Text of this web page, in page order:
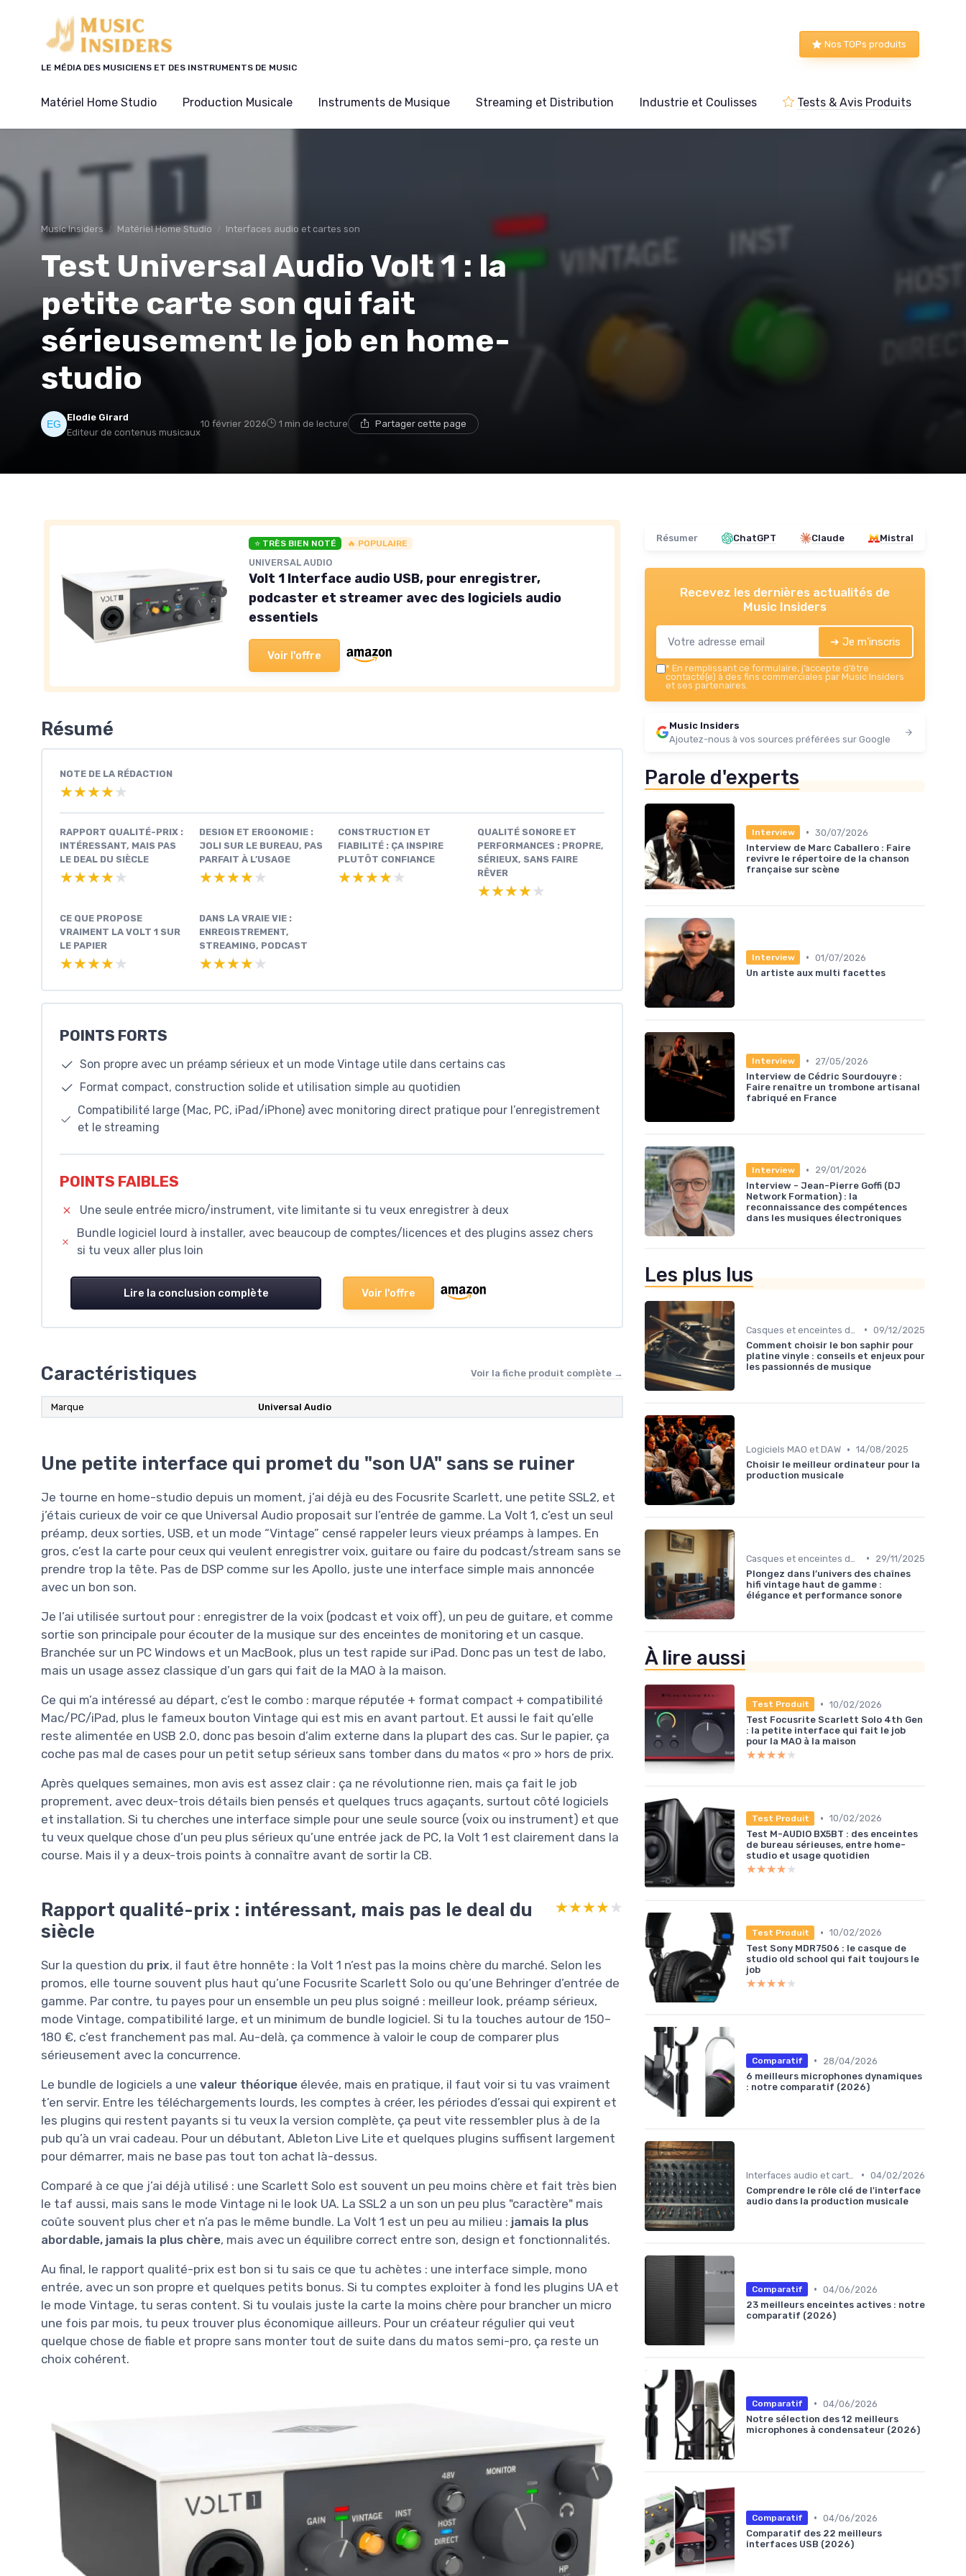
LE MÉDIA DES MUSICIENS ET DES INSTRUMENTS DE MUSIC
Nos TOPs produits
Matériel Home Studio Production Musicale Instruments de Musique Streaming et Distribution Industrie et Coulisses Tests & Avis Produits
Music Insiders Matériel Home Studio Interfaces audio et cartes son
Test Universal Audio Volt 1 : la
petite carte son qui fait
sérieusement le job en home-
studio
Elodie Girard
Editeur de contenus musicaux
10 février 2026 1 min de lecture Partager cette page
⭐ TRÈS BIEN NOTÉ 🔥 POPULAIRE
UNIVERSAL AUDIO
Volt 1 Interface audio USB, pour enregistrer,
podcaster et streamer avec des logiciels audio
essentiels
Voir l'offre
Résumé
NOTE DE LA RÉDACTION
★★★★★
★★★★★
RAPPORT QUALITÉ-PRIX :
INTÉRESSANT, MAIS PAS
LE DEAL DU SIÈCLE
★★★★★
★★★★★
DESIGN ET ERGONOMIE :
JOLI SUR LE BUREAU, PAS
PARFAIT À L’USAGE
★★★★★
★★★★★
CONSTRUCTION ET
FIABILITÉ : ÇA INSPIRE
PLUTÔT CONFIANCE
★★★★★
★★★★★
QUALITÉ SONORE ET
PERFORMANCES : PROPRE,
SÉRIEUX, SANS FAIRE
RÊVER
★★★★★
★★★★★
CE QUE PROPOSE
VRAIMENT LA VOLT 1 SUR
LE PAPIER
★★★★★
★★★★★
DANS LA VRAIE VIE :
ENREGISTREMENT,
STREAMING, PODCAST
★★★★★
★★★★★
POINTS FORTS
Son propre avec un préamp sérieux et un mode Vintage utile dans certains cas
Format compact, construction solide et utilisation simple au quotidien
Compatibilité large (Mac, PC, iPad/iPhone) avec monitoring direct pratique pour l’enregistrement
et le streaming
POINTS FAIBLES
Une seule entrée micro/instrument, vite limitante si tu veux enregistrer à deux
Bundle logiciel lourd à installer, avec beaucoup de comptes/licences et des plugins assez chers
si tu veux aller plus loin
Lire la conclusion complète Voir l'offre
Caractéristiques Voir la fiche produit complète →
Marque Universal Audio
Une petite interface qui promet du "son UA" sans se ruiner
Je tourne en home-studio depuis un moment, j’ai déjà eu des Focusrite Scarlett, une petite SSL2, et
j’étais curieux de voir ce que Universal Audio proposait sur l’entrée de gamme. La Volt 1, c’est un seul
préamp, deux sorties, USB, et un mode “Vintage” censé rappeler leurs vieux préamps à lampes. En
gros, c’est la carte pour ceux qui veulent enregistrer voix, guitare ou faire du podcast/stream sans se
prendre trop la tête. Pas de DSP comme sur les Apollo, juste une interface simple mais annoncée
avec un bon son.
Je l’ai utilisée surtout pour : enregistrer de la voix (podcast et voix off), un peu de guitare, et comme
sortie son principale pour écouter de la musique sur des enceintes de monitoring et un casque.
Branchée sur un PC Windows et un MacBook, plus un test rapide sur iPad. Donc pas un test de labo,
mais un usage assez classique d’un gars qui fait de la MAO à la maison.
Ce qui m’a intéressé au départ, c’est le combo : marque réputée + format compact + compatibilité
Mac/PC/iPad, plus le fameux bouton Vintage qui est mis en avant partout. Et aussi le fait qu’elle
reste alimentée en USB 2.0, donc pas besoin d’alim externe dans la plupart des cas. Sur le papier, ça
coche pas mal de cases pour un petit setup sérieux sans tomber dans du matos « pro » hors de prix.
Après quelques semaines, mon avis est assez clair : ça ne révolutionne rien, mais ça fait le job
proprement, avec deux-trois détails bien pensés et quelques trucs agaçants, surtout côté logiciels
et installation. Si tu cherches une interface simple pour une seule source (voix ou instrument) et que
tu veux quelque chose d’un peu plus sérieux qu’une entrée jack de PC, la Volt 1 est clairement dans la
course. Mais il y a deux-trois points à connaître avant de sortir la CB.
Rapport qualité-prix : intéressant, mais pas le deal du
siècle
★★★★★
★★★★★
Sur la question du prix, il faut être honnête : la Volt 1 n’est pas la moins chère du marché. Selon les
promos, elle tourne souvent plus haut qu’une Focusrite Scarlett Solo ou qu’une Behringer d’entrée de
gamme. Par contre, tu payes pour un ensemble un peu plus soigné : meilleur look, préamp sérieux,
mode Vintage, compatibilité large, et un minimum de bundle logiciel. Si tu la touches autour de 150–
180 €, c’est franchement pas mal. Au-delà, ça commence à valoir le coup de comparer plus
sérieusement avec la concurrence.
Le bundle de logiciels a une valeur théorique élevée, mais en pratique, il faut voir si tu vas vraiment
t’en servir. Entre les téléchargements lourds, les comptes à créer, les périodes d’essai qui expirent et
les plugins qui restent payants si tu veux la version complète, ça peut vite ressembler plus à de la
pub qu’à un vrai cadeau. Pour un débutant, Ableton Live Lite et quelques plugins suffisent largement
pour démarrer, mais ne base pas tout ton achat là-dessus.
Comparé à ce que j’ai déjà utilisé : une Scarlett Solo est souvent un peu moins chère et fait très bien
le taf aussi, mais sans le mode Vintage ni le look UA. La SSL2 a un son un peu plus "caractère" mais
coûte souvent plus cher et n’a pas le même bundle. La Volt 1 est un peu au milieu : jamais la plus
abordable, jamais la plus chère, mais avec un équilibre correct entre son, design et fonctionnalités.
Au final, le rapport qualité-prix est bon si tu sais ce que tu achètes : une interface simple, mono
entrée, avec un son propre et quelques petits bonus. Si tu comptes exploiter à fond les plugins UA et
le mode Vintage, tu seras content. Si tu voulais juste la carte la moins chère pour brancher un micro
une fois par mois, tu peux trouver plus économique ailleurs. Pour un créateur régulier qui veut
quelque chose de fiable et propre sans monter tout de suite dans du matos semi-pro, ça reste un
choix cohérent.
Résumer ChatGPT Claude Mistral
Recevez les dernières actualités de
Music Insiders
➔ Je m'inscris
* En remplissant ce formulaire, j’accepte d’être
contacté(e) à des fins commerciales par Music Insiders
et ses partenaires.
Music Insiders
Ajoutez-nous à vos sources préférées sur Google
Parole d'experts
Interview • 30/07/2026
Interview de Marc Caballero : Faire
revivre le répertoire de la chanson
française sur scène
Interview • 01/07/2026
Un artiste aux multi facettes
Interview •
27/05/2026
Interview de Cédric Sourdouyre :
Faire renaître un trombone artisanal
fabriqué en France
Interview •
29/01/2026
Interview - Jean-Pierre Goffi (DJ
Network Formation) : la
reconnaissance des compétences
dans les musiques électroniques
Les plus lus
• 09/12/2025
Comment choisir le bon saphir pour
platine vinyle : conseils et enjeux pour
les passionnés de musique
Logiciels MAO et DAW • 14/08/2025
Choisir le meilleur ordinateur pour la
production musicale
•
29/11/2025
Plongez dans l’univers des chaînes
hifi vintage haut de gamme :
élégance et performance sonore
À lire aussi
Test Produit • 10/02/2026
Test Focusrite Scarlett Solo 4th Gen
: la petite interface qui fait le job
pour la MAO à la maison
★★★★★
★★★★★
Test Produit • 10/02/2026
Test M-AUDIO BX5BT : des enceintes
de bureau sérieuses, entre home-
studio et usage quotidien
★★★★★
★★★★★
Test Produit • 10/02/2026
Test Sony MDR7506 : le casque de
studio old school qui fait toujours le
job
★★★★★
★★★★★
Comparatif •
28/04/2026
6 meilleurs microphones dynamiques
: notre comparatif (2026)
• 04/02/2026
Comprendre le rôle clé de l'interface
audio dans la production musicale
Comparatif • 04/06/2026
23 meilleurs enceintes actives : notre
comparatif (2026)
Comparatif • 04/06/2026
Notre sélection des 12 meilleurs
microphones à condensateur (2026)
Comparatif • 04/06/2026
Comparatif des 22 meilleurs
interfaces USB (2026)